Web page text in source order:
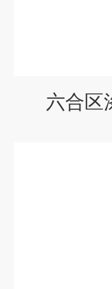
六合区